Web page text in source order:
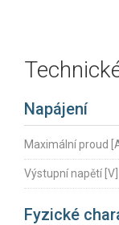
Napájení
Maximální proud
Výstupní napětí [V]
Fyzické